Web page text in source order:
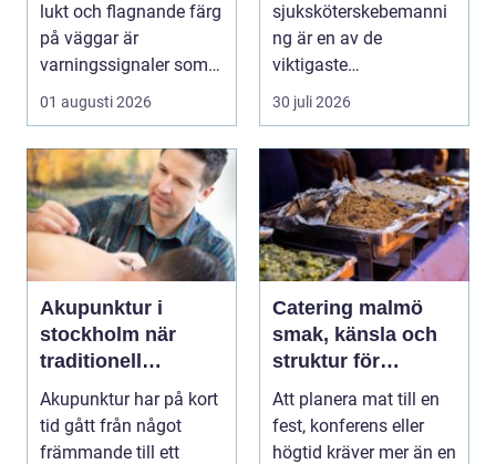
lukt och flagnande färg
på väggar är
varningssignaler som
många villaägare i ...
01 augusti 2026
sjuksköterskebemanni
ng är en av de
viktigaste
förutsättningarna för
en trygg och sä...
30 juli 2026
Akupunktur i
stockholm när
traditionell
kinesisk medicin
möter modern
vardag
Akupunktur har på kort
tid gått från något
främmande till ett
Catering malmö
smak, känsla och
struktur för
lyckade event
Att planera mat till en
fest, konferens eller
högtid kräver mer än en